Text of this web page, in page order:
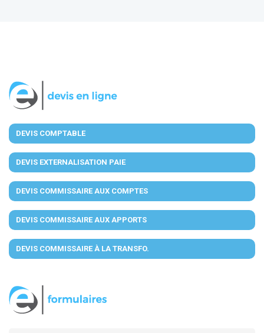
DEVIS COMPTABLE
DEVIS EXTERNALISATION PAIE
DEVIS COMMISSAIRE AUX COMPTES
DEVIS COMMISSAIRE AUX APPORTS
DEVIS COMMISSAIRE À LA TRANSFO.